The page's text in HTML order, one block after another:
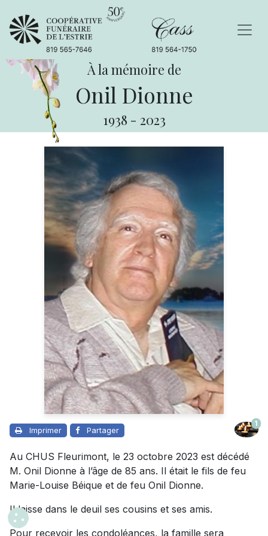
À la mémoire de
Onil Dionne
1938 - 2023
Imprimer Partager
1
Au CHUS Fleurimont, le 23 octobre 2023 est décédé
M. Onil Dionne à l’âge de 85 ans. Il était le fils de feu
Marie-Louise Béique et de feu Onil Dionne.
Il laisse dans le deuil ses cousins et ses amis.
Pour recevoir les condoléances, la famille sera